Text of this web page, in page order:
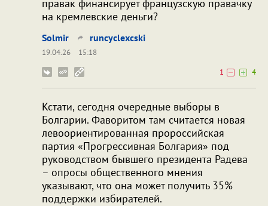
правак финансирует французскую правачку
на кремлевские деньги?
Solmir runcyclexcski
19.04.26
15:18
1
4
Кстати, сегодня очередные выборы в
Болгарии. Фаворитом там считается новая
левоориентированная пророссийская
партия «Прогрессивная Болгария» под
руководством бывшего президента Радева
– опросы общественного мнения
указывают, что она может получить 35%
поддержки избирателей.